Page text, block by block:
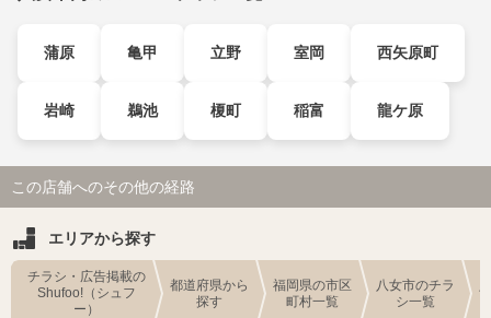
蒲原 亀甲 立野 室岡 西矢原町
岩崎 鵜池 榎町 稲富 龍ケ原
この店舗へのその他の経路
エリアから探す
チラシ・広告掲載の
Shufoo!（シュフ
ー）
都道府県から
探す
福岡県の市区
町村一覧
八女市のチラ
シ一覧